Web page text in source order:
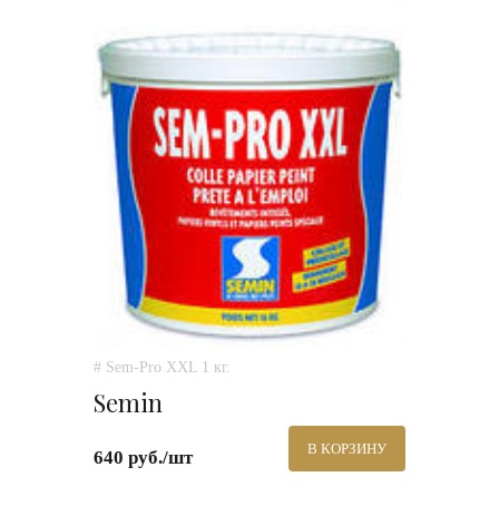
# Sem-Pro XXL 1 кг.
Semin
640 руб./шт В КОРЗИНУ